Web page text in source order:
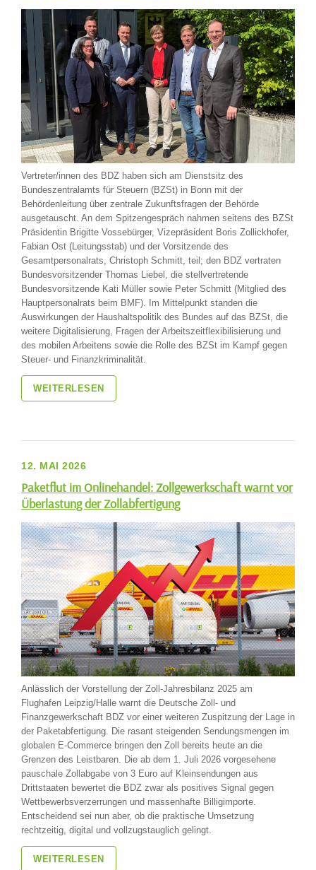
Vertreter/innen des BDZ haben sich am Dienstsitz des
Bundeszentralamts für Steuern (BZSt) in Bonn mit der
Behördenleitung über zentrale Zukunftsfragen der Behörde
ausgetauscht. An dem Spitzengespräch nahmen seitens des BZSt
Präsidentin Brigitte Vossebürger, Vizepräsident Boris Zollickhofer,
Fabian Ost (Leitungsstab) und der Vorsitzende des
Gesamtpersonalrats, Christoph Schmitt, teil; den BDZ vertraten
Bundesvorsitzender Thomas Liebel, die stellvertretende
Bundesvorsitzende Kati Müller sowie Peter Schmitt (Mitglied des
Hauptpersonalrats beim BMF). Im Mittelpunkt standen die
Auswirkungen der Haushaltspolitik des Bundes auf das BZSt, die
weitere Digitalisierung, Fragen der Arbeitszeitflexibilisierung und
des mobilen Arbeitens sowie die Rolle des BZSt im Kampf gegen
Steuer- und Finanzkriminalität.
WEITERLESEN
12. MAI 2026
Paketflut im Onlinehandel: Zollgewerkschaft warnt vor
Überlastung der Zollabfertigung
Anlässlich der Vorstellung der Zoll-Jahresbilanz 2025 am
Flughafen Leipzig/Halle warnt die Deutsche Zoll- und
Finanzgewerkschaft BDZ vor einer weiteren Zuspitzung der Lage in
der Paketabfertigung. Die rasant steigenden Sendungsmengen im
globalen E-Commerce bringen den Zoll bereits heute an die
Grenzen des Leistbaren. Die ab dem 1. Juli 2026 vorgesehene
pauschale Zollabgabe von 3 Euro auf Kleinsendungen aus
Drittstaaten bewertet die BDZ zwar als positives Signal gegen
Wettbewerbsverzerrungen und massenhafte Billigimporte.
Entscheidend sei nun aber, ob die praktische Umsetzung
rechtzeitig, digital und vollzugstauglich gelingt.
WEITERLESEN